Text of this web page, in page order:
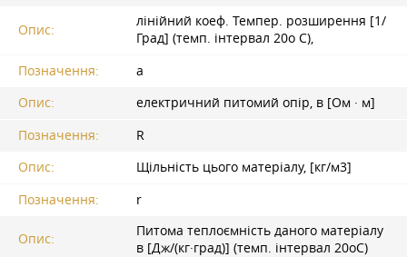
Опис:
лінійний коеф. Темпер. розширення [1/
Град] (темп. інтервал 20o С),
Позначення:
a
Опис:
електричний питомий опір, в [Ом · м]
Позначення:
R
Опис:
Щільність цього матеріалу, [кг/м3]
Позначення:
r
Опис:
Питома теплоємність даного матеріалу
в [Дж/(кг·град)] (темп. інтервал 20oС)